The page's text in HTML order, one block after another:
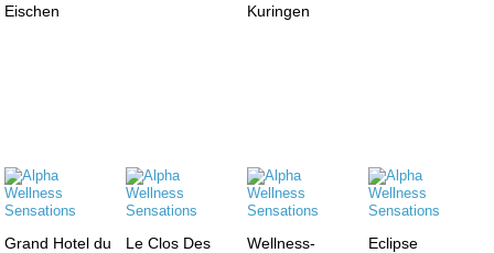
Eischen
Kuringen
Grand Hotel du Le Clos Des Wellness- Eclipse